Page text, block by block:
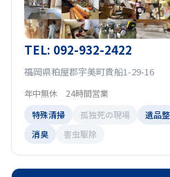
TEL: 092-932-2422
福岡県粕屋郡宇美町貴船1-29-16
年中無休 24時間営業
特殊清掃
孤独死の現場 遺品
消臭
害虫駆除